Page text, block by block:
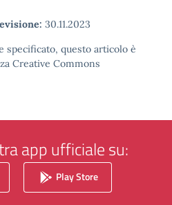
30.11.2023
specificato, questo articolo è
Creative Commons
app ufficiale su:
Play Store